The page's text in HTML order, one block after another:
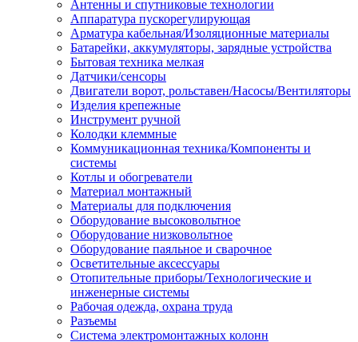
Антенны и спутниковые технологии
Аппаратура пускорегулирующая
Арматура кабельная/Изоляционные материалы
Батарейки, аккумуляторы, зарядные устройства
Бытовая техника мелкая
Датчики/сенсоры
Двигатели ворот, рольставен/Насосы/Вентиляторы
Изделия крепежные
Инструмент ручной
Колодки клеммные
Коммуникационная техника/Компоненты и
системы
Котлы и обогреватели
Материал монтажный
Материалы для подключения
Оборудование высоковольтное
Оборудование низковольтное
Оборудование паяльное и сварочное
Осветительные аксессуары
Отопительные приборы/Технологические и
инженерные системы
Рабочая одежда, охрана труда
Разъемы
Система электромонтажных колонн